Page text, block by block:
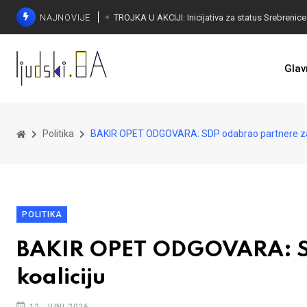
NAJNOVIJE
Politika BAKIR OPET ODGOVARA: SDP odabrao partnere
POLITIKA
BAKIR OPET
koaliciju